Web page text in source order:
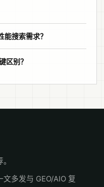
搜索需求？
区别？
多发与 GEO/AIO 复